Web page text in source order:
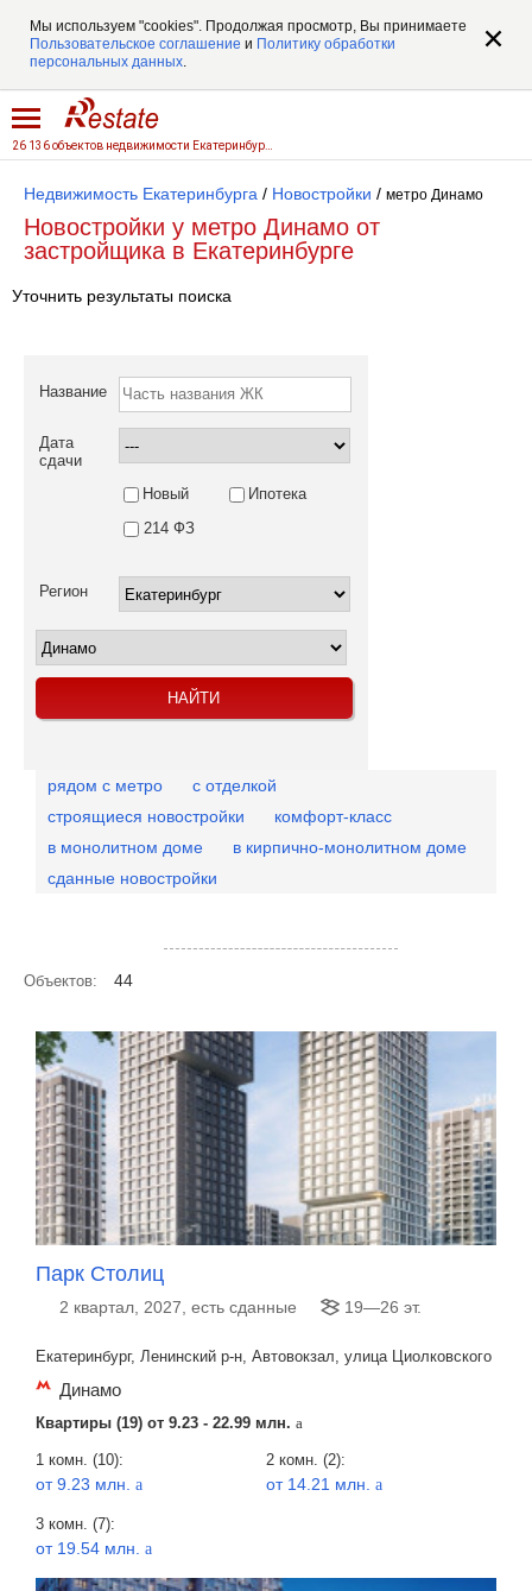
Мы используем "cookies". Продолжая просмотр, Вы принимаете
Пользовательское соглашение и Политику обработки
персональных данных.
Недвижимость Екатеринбурга / Новостройки / метро Динамо
Новостройки у метро Динамо от
застройщика в Екатеринбурге
Уточнить результаты поиска
Название
Дата
сдачи
Новый
Ипотека
214 ФЗ
Регион
рядом с метро
с отделкой
строящиеся новостройки
комфорт-класс
в монолитном доме
в кирпично-монолитном доме
сданные новостройки
Объектов: 44
Парк Столиц
2 квартал, 2027, есть сданные 19—26 эт.
Екатеринбург, Ленинский р-н, Автовокзал, улица Циолковского
Динамо
Квартиры (19) от 9.23 - 22.99 млн. a
1 комн. (10):
от 9.23 млн. a
2 комн. (2):
от 14.21 млн. a
3 комн. (7):
от 19.54 млн. a